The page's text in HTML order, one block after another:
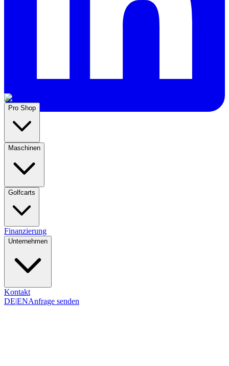
Pro Shop
Maschinen
Golfcarts
Finanzierung
Unternehmen
Kontakt
DE|ENAnfrage senden